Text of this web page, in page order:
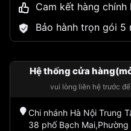
Cam kết hàng chính
Bảo hành trọn gói 5
Hệ thống cửa
vui lòng liên hệ trước
Chi nhánh Hà Nội Trung
38 phố Bạch